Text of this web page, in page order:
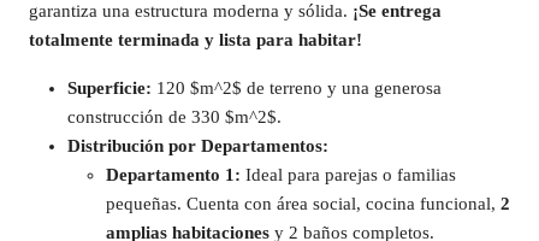
garantiza una estructura moderna y sólida. ¡Se entrega
totalmente terminada y lista para habitar!
Superficie: 120 $m^2$ de terreno y una generosa
construcción de 330 $m^2$.
Distribución por Departamentos:
Departamento 1: Ideal para parejas o familias
pequeñas. Cuenta con área social, cocina funcional, 2
amplias habitaciones y 2 baños completos.